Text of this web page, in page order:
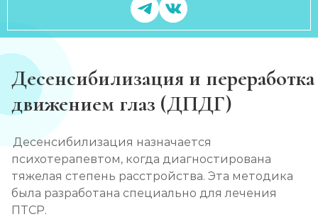
Десенсибилизация и переработка
движением глаз (ДПДГ)
Десенсибилизация назначается
психотерапевтом, когда диагностирована
тяжелая степень расстройства. Эта методика
была разработана специально для лечения
ПТСР.